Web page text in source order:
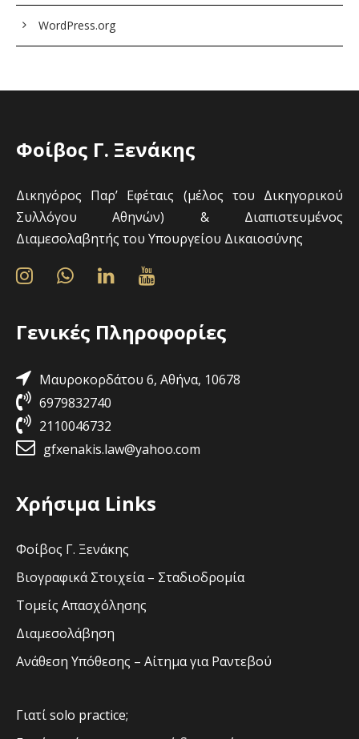
WordPress.org
Φοίβος Γ. Ξενάκης
Δικηγόρος Παρ’ Εφέταις (μέλος του Δικηγορικού
Συλλόγου Αθηνών) & Διαπιστευμένος
Διαμεσολαβητής του Υπουργείου Δικαιοσύνης
Γενικές Πληροφορίες
Μαυροκορδάτου 6, Αθήνα, 10678
6979832740
2110046732
gfxenakis.law@yahoo.com
Χρήσιμα Links
Φοίβος Γ. Ξενάκης
Βιογραφικά Στοιχεία – Σταδιοδρομία
Τομείς Απασχόλησης
Διαμεσολάβηση
Ανάθεση Υπόθεσης – Αίτημα για Ραντεβού
Γιατί solo practice;